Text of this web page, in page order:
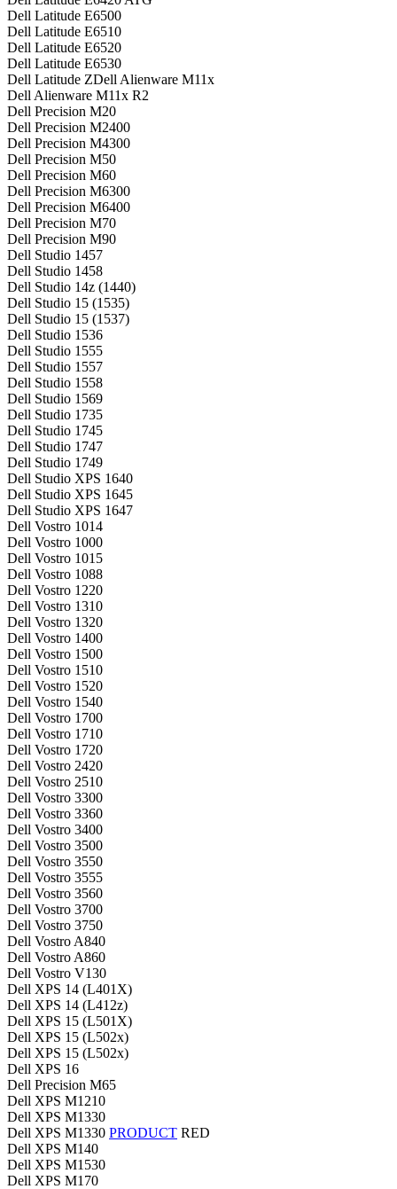
Dell Latitude E6500
Dell Latitude E6510
Dell Latitude E6520
Dell Latitude E6530
Dell Latitude ZDell Alienware M11x
Dell Alienware M11x R2
Dell Precision M20
Dell Precision M2400
Dell Precision M4300
Dell Precision M50
Dell Precision M60
Dell Precision M6300
Dell Precision M6400
Dell Precision M70
Dell Precision M90
Dell Studio 1457
Dell Studio 1458
Dell Studio 14z (1440)
Dell Studio 15 (1535)
Dell Studio 15 (1537)
Dell Studio 1536
Dell Studio 1555
Dell Studio 1557
Dell Studio 1558
Dell Studio 1569
Dell Studio 1735
Dell Studio 1745
Dell Studio 1747
Dell Studio 1749
Dell Studio XPS 1640
Dell Studio XPS 1645
Dell Studio XPS 1647
Dell Vostro 1014
Dell Vostro 1000
Dell Vostro 1015
Dell Vostro 1088
Dell Vostro 1220
Dell Vostro 1310
Dell Vostro 1320
Dell Vostro 1400
Dell Vostro 1500
Dell Vostro 1510
Dell Vostro 1520
Dell Vostro 1540
Dell Vostro 1700
Dell Vostro 1710
Dell Vostro 1720
Dell Vostro 2420
Dell Vostro 2510
Dell Vostro 3300
Dell Vostro 3360
Dell Vostro 3400
Dell Vostro 3500
Dell Vostro 3550
Dell Vostro 3555
Dell Vostro 3560
Dell Vostro 3700
Dell Vostro 3750
Dell Vostro A840
Dell Vostro A860
Dell Vostro V130
Dell XPS 14 (L401X)
Dell XPS 14 (L412z)
Dell XPS 15 (L501X)
Dell XPS 15 (L502x)
Dell XPS 15 (L502x)
Dell XPS 16
Dell Precision M65
Dell XPS M1210
Dell XPS M1330
Dell XPS M1330 PRODUCT RED
Dell XPS M140
Dell XPS M1530
Dell XPS M170